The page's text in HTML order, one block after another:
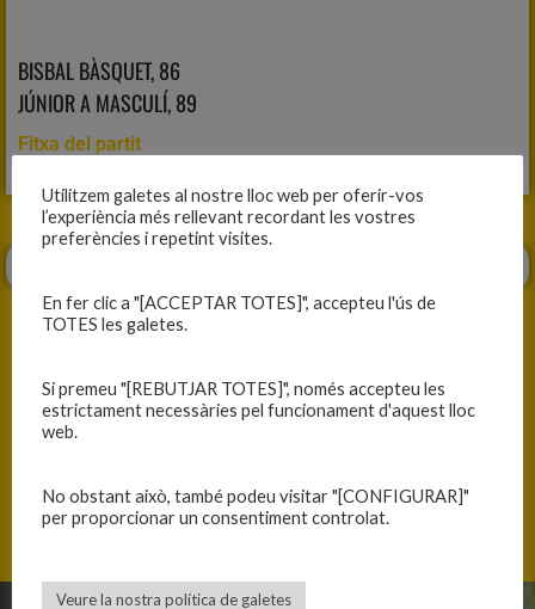
BISBAL BÀSQUET, 86
JÚNIOR A MASCULÍ, 89
Fitxa del partit
ANTERIOR SEGÜENT
Utilitzem galetes al nostre lloc web per oferir-vos
l’experiència més rellevant recordant les vostres
preferències i repetint visites.
En fer clic a "[ACCEPTAR TOTES]", accepteu l'ús de
TOTES les galetes.
Si premeu "[REBUTJAR TOTES]", només accepteu les
estrictament necessàries pel funcionament d'aquest lloc
web.
No obstant això, també podeu visitar "[CONFIGURAR]"
per proporcionar un consentiment controlat.
Veure la nostra política de galetes